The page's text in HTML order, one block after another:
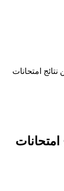
من نتائج امتحانات
امتحانات